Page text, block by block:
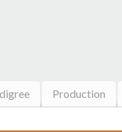
Production